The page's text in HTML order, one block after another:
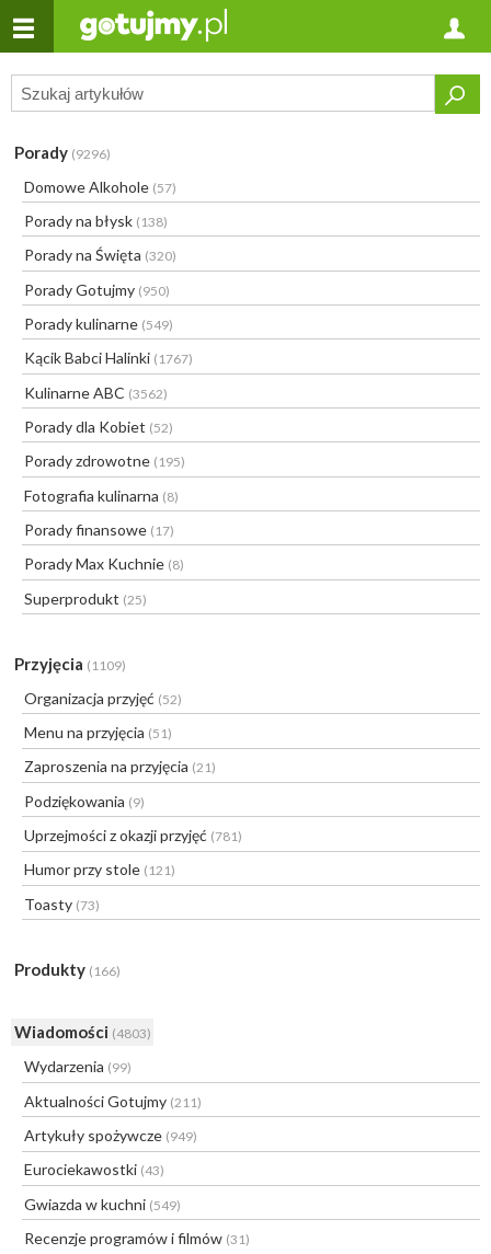
Porady (9296)
Domowe Alkohole (57)
Porady na błysk (138)
Porady na Święta (320)
Porady Gotujmy (950)
Porady kulinarne (549)
Kącik Babci Halinki (1767)
Kulinarne ABC (3562)
Porady dla Kobiet (52)
Porady zdrowotne (195)
Fotografia kulinarna (8)
Porady finansowe (17)
Porady Max Kuchnie (8)
Superprodukt (25)
Przyjęcia (1109)
Organizacja przyjęć (52)
Menu na przyjęcia (51)
Zaproszenia na przyjęcia (21)
Podziękowania (9)
Uprzejmości z okazji przyjęć (781)
Humor przy stole (121)
Toasty (73)
Produkty (166)
Wiadomości (4803)
Wydarzenia (99)
Aktualności Gotujmy (211)
Artykuły spożywcze (949)
Eurociekawostki (43)
Gwiazda w kuchni (549)
Recenzje programów i filmów (31)